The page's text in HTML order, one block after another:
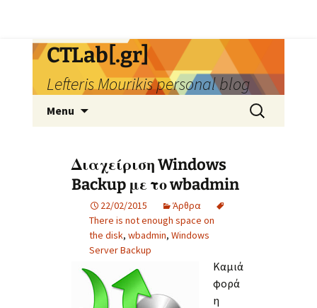
Skip
to
content
CTLab[.gr]
Lefteris Mourikis personal blog
Menu
Search
for:
Διαχείριση Windows
Backup με το wbadmin
22/02/2015
Άρθρα
There is not enough space on
the disk, wbadmin, Windows
Server Backup
Καμιά
φορά
η